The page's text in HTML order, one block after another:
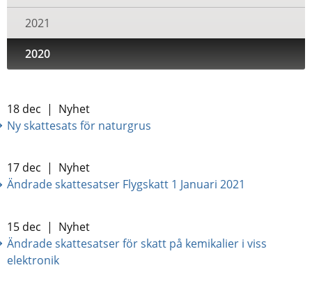
2021
2020
18 dec | Nyhet
Ny skattesats för naturgrus
17 dec | Nyhet
Ändrade skattesatser Flygskatt 1 Januari 2021
15 dec | Nyhet
Ändrade skattesatser för skatt på kemikalier i viss
elektronik